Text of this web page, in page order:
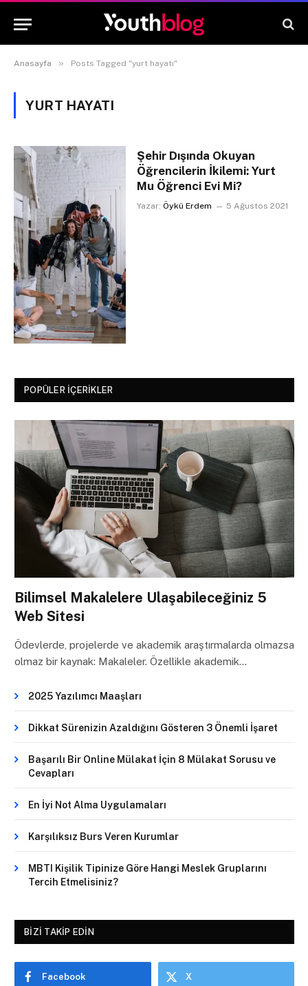
Anasayfa » Posts Tagged "yurt hayatı"
YURT HAYATI
Şehir Dışında Okuyan
Öğrencilerin İkilemi: Yurt
Mu Öğrenci Evi Mi?
Yazar: Öykü Erdem 5 Ağustos 2021
POPÜLER İÇERIKLER
Bilimsel Makalelere Ulaşabileceğiniz 5
Web Sitesi
Ödevlerde, projelerde ve akademik araştırmalarda olmazsa
olmaz bir kaynak: Makaleler. Özellikle akademik…
2025 Yazılımcı Maaşları
Dikkat Sürenizin Azaldığını Gösteren 3 Önemli İşaret
Başarılı Bir Online Mülakat İçin 8 Mülakat Sorusu ve
Cevapları
En İyi Not Alma Uygulamaları
Karşılıksız Burs Veren Kurumlar
MBTI Kişilik Tipinize Göre Hangi Meslek Gruplarını
Tercih Etmelisiniz?
BIZI TAKIP EDIN
Facebook X